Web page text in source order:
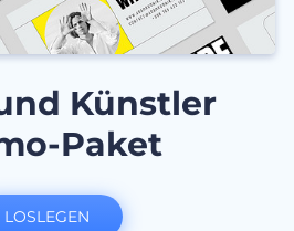
Künstler
Paket
LOSLEGEN